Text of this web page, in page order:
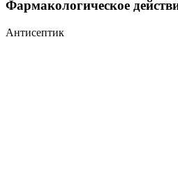
Фармакологическое
Антисептик